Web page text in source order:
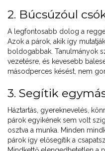
2. Búcsúzóul
A legfontosabb dolog a
Azok a párok, akik így
boldogabbak. Tanulmányok
vezetésre, és kevesebb
másodperces késést, nem
3. Segítik
Háztartás, gyereknevelés,
párok egyikének sem volt
osztva a munka. Minden
párok így elősegítik a